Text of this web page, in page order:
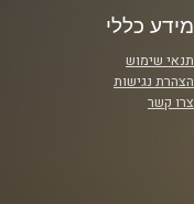
מידע כללי
תנאי שימוש
הצהרת נגישות
צרו קשר